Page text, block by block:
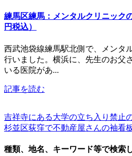
練馬区練馬：メンタルクリニック
円税込）
西武池袋線練馬駅北側で、メンタ
行いました。横浜に、先生のお父
いる医院があ...
記事を読む
吉祥寺にある大学の立ち入り禁止
杉並区荻窪で不動産屋さんの袖看
種類、地名、キーワード等で検索